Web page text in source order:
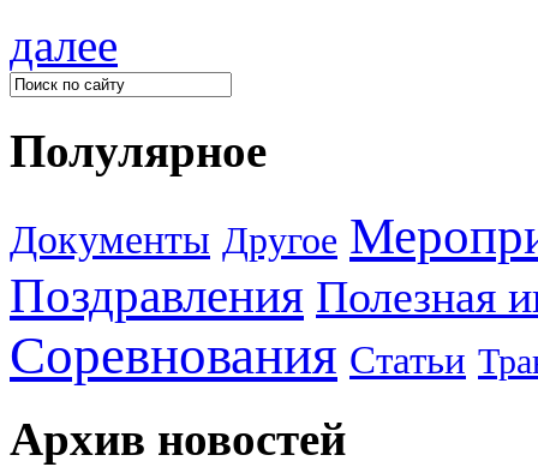
далее
Полулярное
Документы Другое
Поздравления Полезная
Соревнования Статьи
Архив новостей